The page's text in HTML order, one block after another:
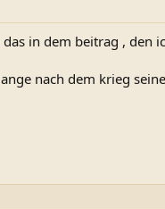
in dem beitrag , den
nach dem krieg